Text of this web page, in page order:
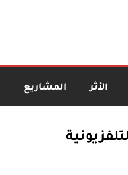
الأثر المشاريع